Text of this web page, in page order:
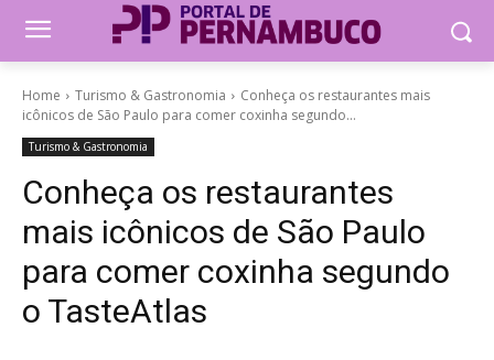
Home Turismo & Gastronomia
Conheça os restaurantes mais
icônicos de São Paulo para comer coxinha segundo...
Turismo & Gastronomia
Conheça os restaurantes
mais icônicos de São Paulo
para comer coxinha segundo
o TasteAtlas